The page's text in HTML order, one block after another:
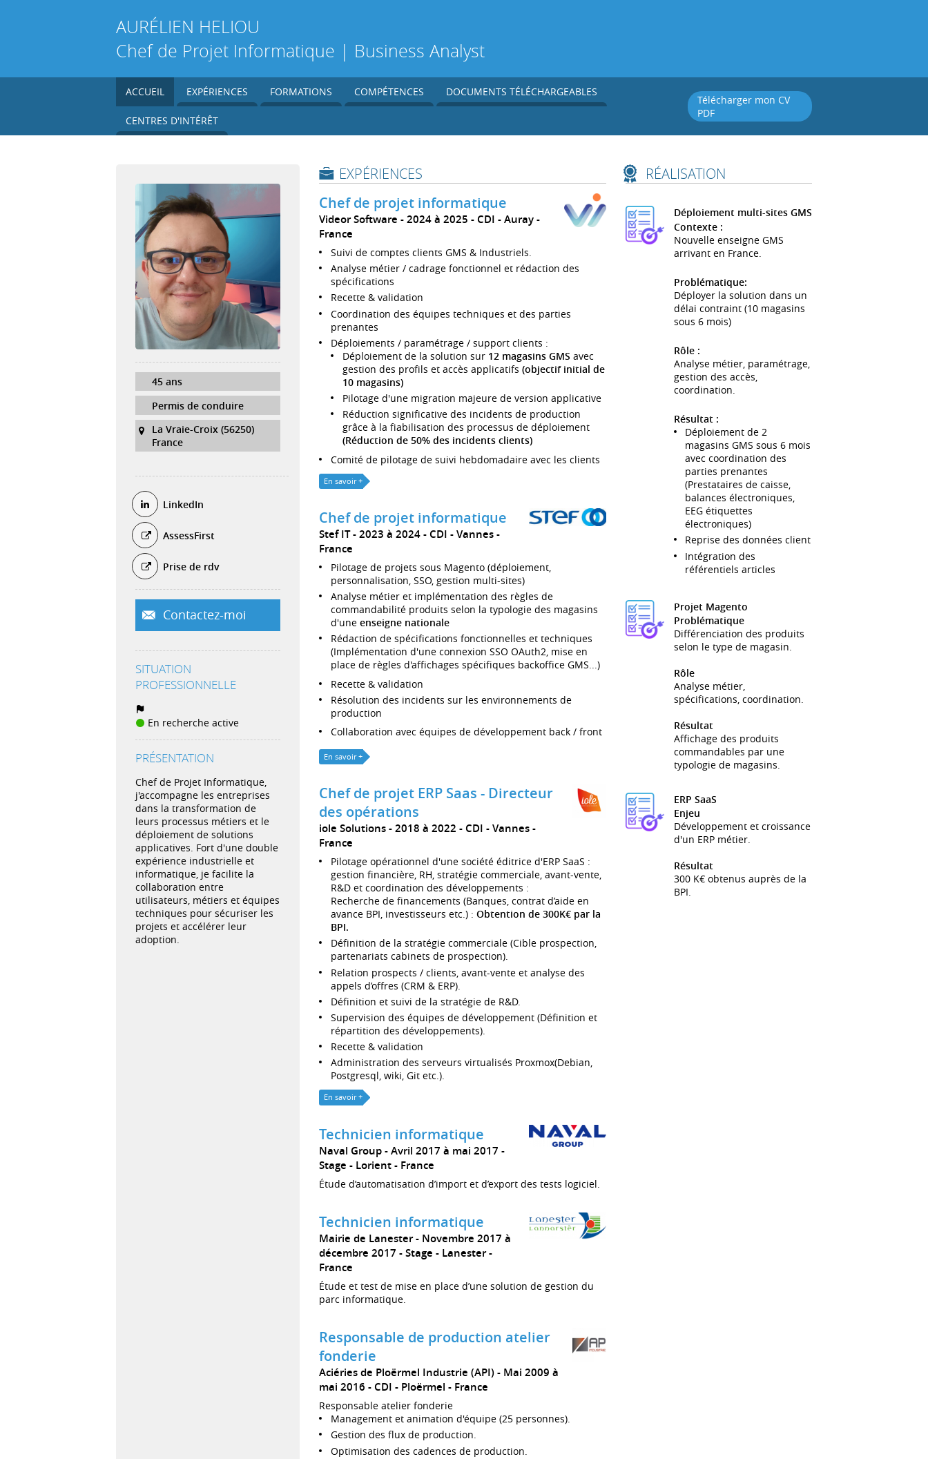
AURÉLIEN HELIOU
Chef de Projet Informatique | Business Analyst
ACCUEIL EXPÉRIENCES FORMATIONS COMPÉTENCES DOCUMENTS TÉLÉCHARGEABLES
CENTRES D'INTÉRÊT
Télécharger mon CV
PDF
45 ans
Permis de conduire
La Vraie-Croix (56250)
France
LinkedIn
AssessFirst
Prise de rdv
Contactez-moi
SITUATION
PROFESSIONNELLE
En recherche active
PRÉSENTATION
Chef de Projet Informatique,
j'accompagne les entreprises
dans la transformation de
leurs processus métiers et le
déploiement de solutions
applicatives. Fort d'une double
expérience industrielle et
informatique, je facilite la
collaboration entre
utilisateurs, métiers et équipes
techniques pour sécuriser les
projets et accélérer leur
adoption.
EXPÉRIENCES
Chef de projet informatique
Videor Software 2024 à 2025 CDI
Auray
France
Suivi de comptes clients GMS & Industriels.
Analyse métier / cadrage fonctionnel et rédaction des
spécifications
Recette & validation
Coordination des équipes techniques et des parties
prenantes
Déploiements / paramétrage / support clients :
Déploiement de la solution sur 12 magasins GMS avec
gestion des profils et accès applicatifs (objectif initial de
10 magasins)
Pilotage d'une migration majeure de version applicative
Réduction significative des incidents de production
grâce à la fiabilisation des processus de déploiement
(Réduction de 50% des incidents clients)
Comité de pilotage de suivi hebdomadaire avec les clients
En savoir +
Chef de projet informatique
Stef IT 2023 à 2024 CDI
Vannes
France
Pilotage de projets sous Magento (déploiement,
personnalisation, SSO, gestion multi-sites)
Analyse métier et implémentation des règles de
commandabilité produits selon la typologie des magasins
d'une enseigne nationale
Rédaction de spécifications fonctionnelles et techniques
(Implémentation d'une connexion SSO OAuth2, mise en
place de règles d'affichages spécifiques backoffice GMS...)
Recette & validation
Résolution des incidents sur les environnements de
production
Collaboration avec équipes de développement back / front
En savoir +
Chef de projet ERP Saas - Directeur
des opérations
iole Solutions 2018 à 2022 CDI
Vannes
France
Pilotage opérationnel d'une société éditrice d'ERP SaaS :
gestion financière, RH, stratégie commerciale, avant-vente,
R&D et coordination des développements :
Recherche de financements (Banques, contrat d’aide en
avance BPI, investisseurs etc.) : Obtention de 300K€ par la
BPI.
Définition de la stratégie commerciale (Cible prospection,
partenariats cabinets de prospection).
Relation prospects / clients, avant-vente et analyse des
appels d’offres (CRM & ERP).
Définition et suivi de la stratégie de R&D.
Supervision des équipes de développement (Définition et
répartition des développements).
Recette & validation
Administration des serveurs virtualisés Proxmox(Debian,
Postgresql, wiki, Git etc.).
En savoir +
Technicien informatique
Naval Group
Avril 2017 à mai 2017
Stage
Lorient France
Étude d’automatisation d’import et d’export des tests logiciel.
Technicien informatique
Mairie de Lanester
Novembre 2017 à
décembre 2017
Stage
Lanester
France
Étude et test de mise en place d’une solution de gestion du
parc informatique.
Responsable de production atelier
fonderie
Aciéries de Ploërmel Industrie (API)
Mai 2009 à
mai 2016
CDI Ploërmel France
Responsable atelier fonderie
Management et animation d'équipe (25 personnes).
Gestion des flux de production.
Optimisation des cadences de production.
RÉALISATION
Déploiement multi-sites GMS
Contexte :
Nouvelle enseigne GMS
arrivant en France.
Problématique:
Déployer la solution dans un
délai contraint (10 magasins
sous 6 mois)
Rôle :
Analyse métier, paramétrage,
gestion des accès,
coordination.
Résultat :
Déploiement de 2
magasins GMS sous 6 mois
avec coordination des
parties prenantes
(Prestataires de caisse,
balances électroniques,
EEG étiquettes
électroniques)
Reprise des données client
Intégration des
référentiels articles
Projet Magento
Problématique
Différenciation des produits
selon le type de magasin.
Rôle
Analyse métier,
spécifications, coordination.
Résultat
Affichage des produits
commandables par une
typologie de magasins.
ERP SaaS
Enjeu
Développement et croissance
d'un ERP métier.
Résultat
300 K€ obtenus auprès de la
BPI.